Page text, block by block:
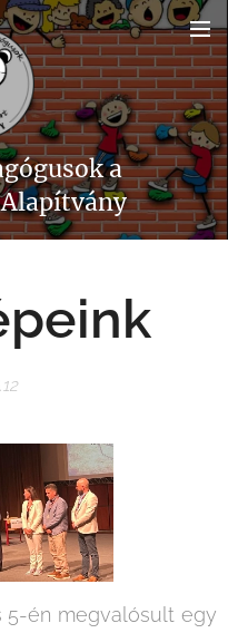
a
5-én megvalósult egy